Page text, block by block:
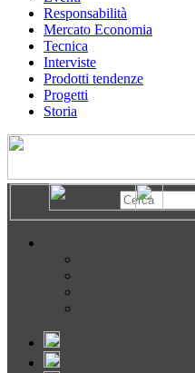
Responsabilità
Mercato Economia
Tecnica
Interviste
Prodotti tendenze
Progetti
Storia